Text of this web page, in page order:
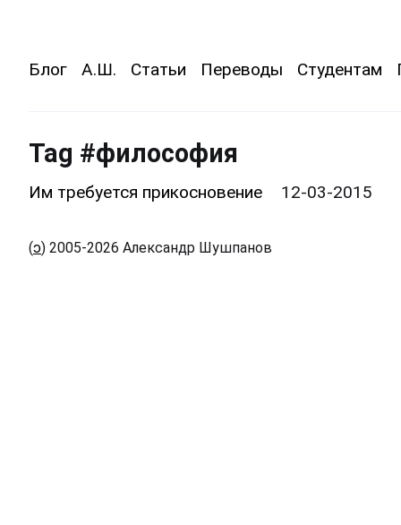
Блог А.Ш. Статьи Переводы Студентам
Tag #философия
Им требуется прикосновение 12-03-2015
(ɔ) 2005-2026 Александр Шушпанов